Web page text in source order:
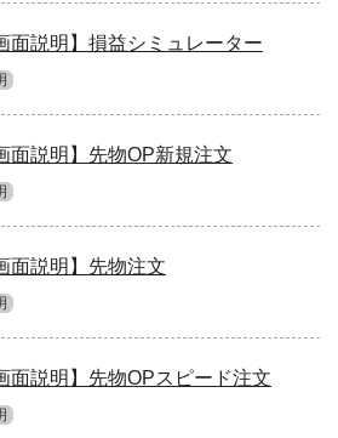
面説明】損益シミュレーター
面説明】先物OP新規注文
面説明】先物注文
面説明】先物OPスピード注文